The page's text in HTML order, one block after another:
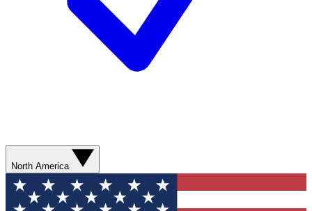
North America